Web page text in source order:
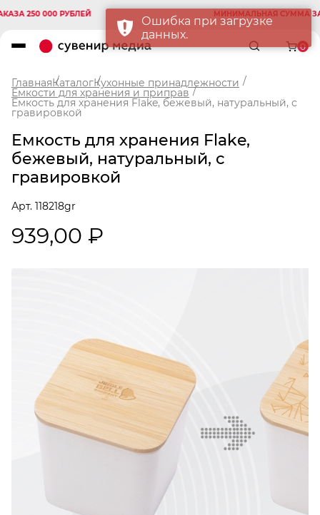
250 000 РУБЛЕЙ МИНИМАЛЬНАЯ СУММА
0
ГлавнаяКаталогКухонные принадлежности
Емкости для хранения и приправ
Eмкость для хранения Flake, бежевый, натуральный, с
гравировкой
Eмкость для хранения Flake,
бежевый, натуральный, с
гравировкой
Арт. 118218gr
939,00 ₽
Ошибка при загрузке
данных.